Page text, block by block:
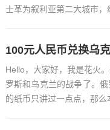
士革为叙利亚第二大城市，
Hello，大家好，我是花火
罗斯和乌克兰的战争了。
的纸币只讲过一点点，那么